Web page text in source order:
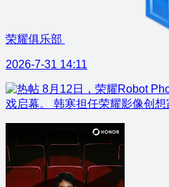
荣耀俱乐部
2026-7-31 14:11
8月12日，荣耀Robot
戏启幕。 韩寒担任荣耀影像创想